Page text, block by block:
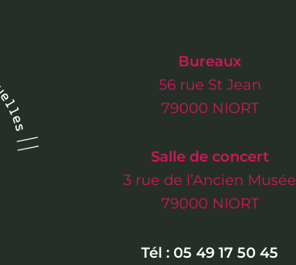
Bureaux
56 rue St Jean
79000 NIORT
Salle de concert
3 rue de l’Ancien Musée
79000 NIORT
Tél : 05 49 17 50 45